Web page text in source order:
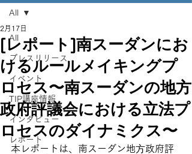
All
プレスリリース
イベント
TIP講座情報
インタビュー
レポート
All
[レポート]南スーダンにお
けるルールメイキングプ
ロセス〜南スーダンの地⽅
政府評議会における⽴法プ
ロセスのダイナミクス〜
2月17日
本レポートは、南スーダン地⽅政府評